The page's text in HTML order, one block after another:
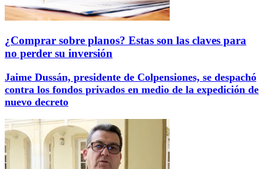
¿Comprar sobre planos? Estas son las claves para
no perder su inversión
Jaime Dussán, presidente de Colpensiones, se despachó
contra los fondos privados en medio de la expedición de
nuevo decreto